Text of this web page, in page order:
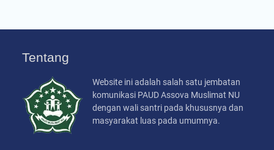
Tentang
Website ini adalah salah satu jembatan
komunikasi PAUD Assova Muslimat NU
dengan wali santri pada khususnya dan
masyarakat luas pada umumnya.